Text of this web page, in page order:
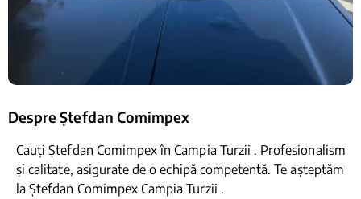
Despre Ștefdan Comimpex
Cauți Ștefdan Comimpex în Campia Turzii . Profesionalism
și calitate, asigurate de o echipă competentă. Te așteptăm
la Ștefdan Comimpex Campia Turzii .